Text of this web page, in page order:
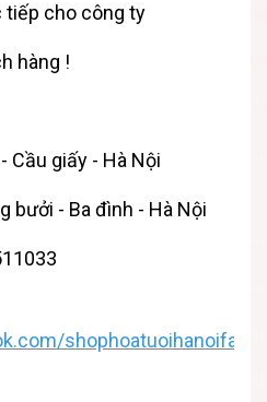
cho công ty
hàng !
Cầu giấy - Hà Nội
bưởi - Ba đình - Hà Nội